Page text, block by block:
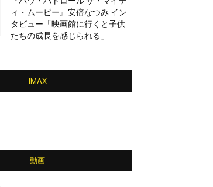
ィ・ムービー』安倍なつみ イン
タビュー「映画館に行くと子供
たちの成長を感じられる」
IMAX
動画